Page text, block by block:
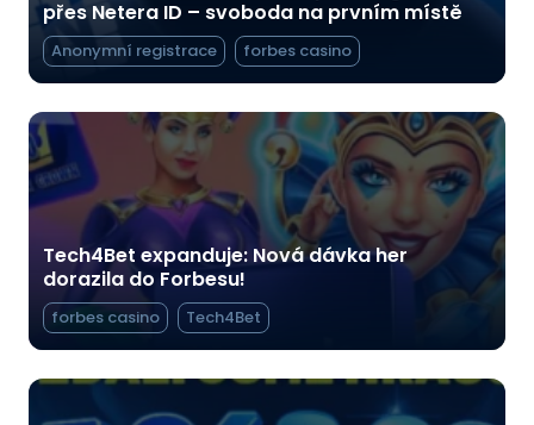
přes Netera ID – svoboda na prvním místě
Anonymní registrace forbes casino
Tech4Bet expanduje: Nová dávka her
dorazila do Forbesu!
forbes casino Tech4Bet